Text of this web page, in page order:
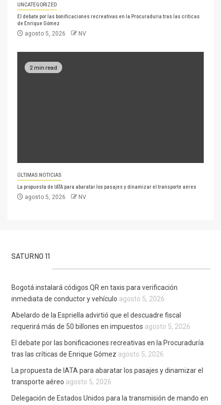
UNCATEGORIZED
El debate por las bonificaciones recreativas en la Procuraduría tras las críticas
de Enrique Gómez
agosto 5, 2026 NV
2 min read
ÚLTIMAS NOTICIAS
La propuesta de IATA para abaratar los pasajes y dinamizar el transporte aéreo
agosto 5, 2026 NV
SATURNO 11
Bogotá instalará códigos QR en taxis para verificación
inmediata de conductor y vehículo agosto 5, 2026
Abelardo de la Espriella advirtió que el descuadre fiscal
requerirá más de 50 billones en impuestos agosto 5, 2026
El debate por las bonificaciones recreativas en la Procuraduría
tras las críticas de Enrique Gómez agosto 5, 2026
La propuesta de IATA para abaratar los pasajes y dinamizar el
transporte aéreo agosto 5, 2026
Delegación de Estados Unidos para la transmisión de mando en